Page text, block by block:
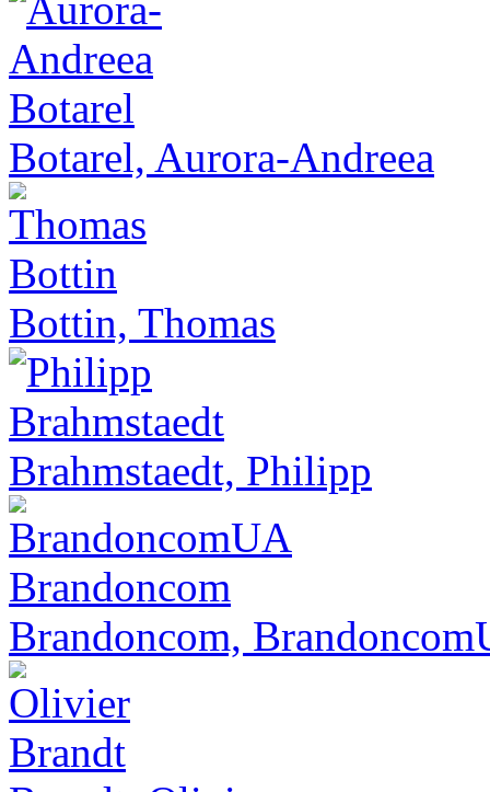
Botarel, Aurora-Andreea
Bottin, Thomas
Brahmstaedt, Philipp
Brandoncom,